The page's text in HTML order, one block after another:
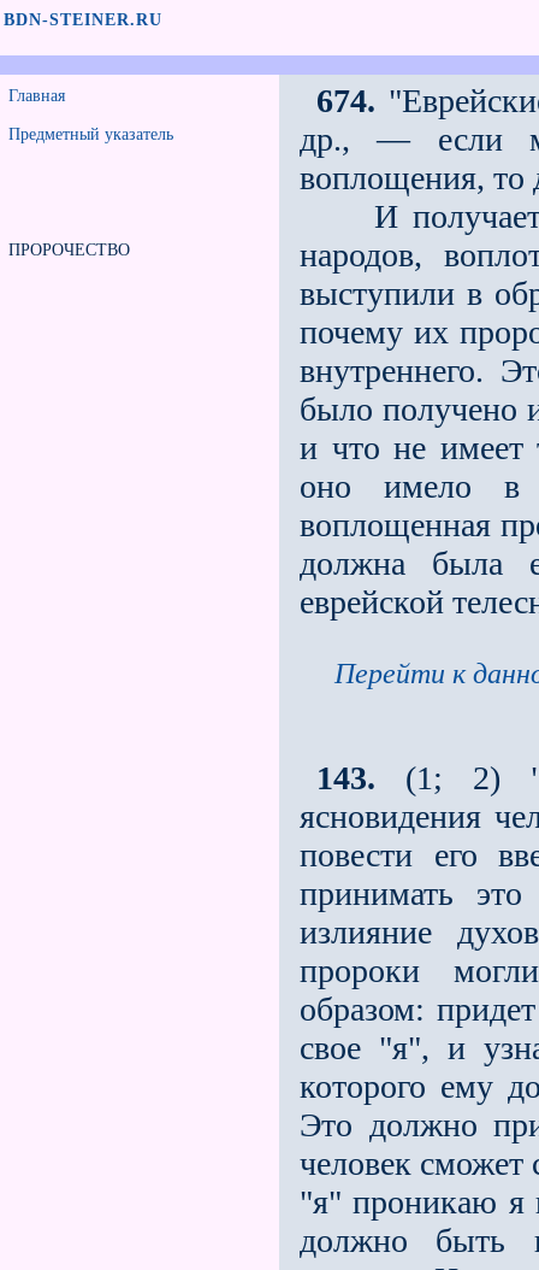
BDN-STEINER.RU
Главная
Предметный указатель
ПРОРОЧЕСТВО
674.
др., — если
воплощения, то
И
народов,
выступили в
почему их
внутреннего.
было получено
и что не имеет
оно имело в
воплощенная
должна была
еврейской
Перейти к
143. (1; 2)
ясновидения
повести его
принимать
излияние
пророки
образом:
свое "я", и
которого ему
Это должно
человек сможет
"я" проникаю я
должно быть